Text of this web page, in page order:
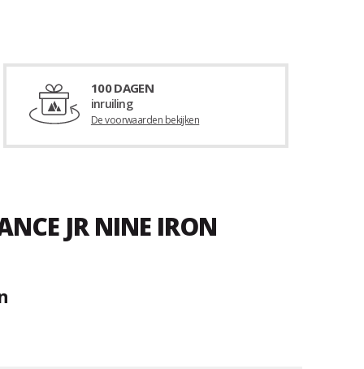
100 DAGEN
inruiling
De voorwaarden bekijken
JR NINE IRON